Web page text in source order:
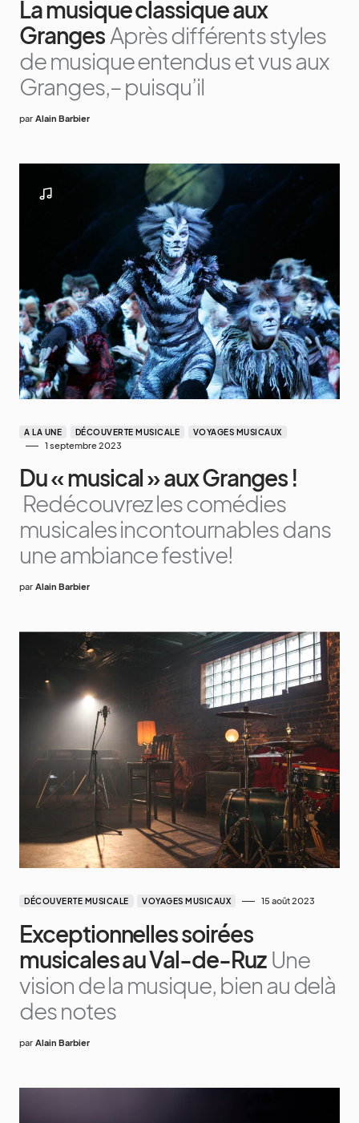
La musique classique aux
Granges Après différents styles
de musique entendus et vus aux
Granges,– puisqu’il
par Alain Barbier
A LA UNE DÉCOUVERTE MUSICALE VOYAGES MUSICAUX
1 septembre 2023
Du « musical » aux Granges !
Redécouvrez les comédies
musicales incontournables dans
une ambiance festive!
par Alain Barbier
DÉCOUVERTE MUSICALE VOYAGES MUSICAUX 15 août 2023
Exceptionnelles soirées
musicales au Val-de-Ruz Une
vision de la musique, bien au delà
des notes
par Alain Barbier